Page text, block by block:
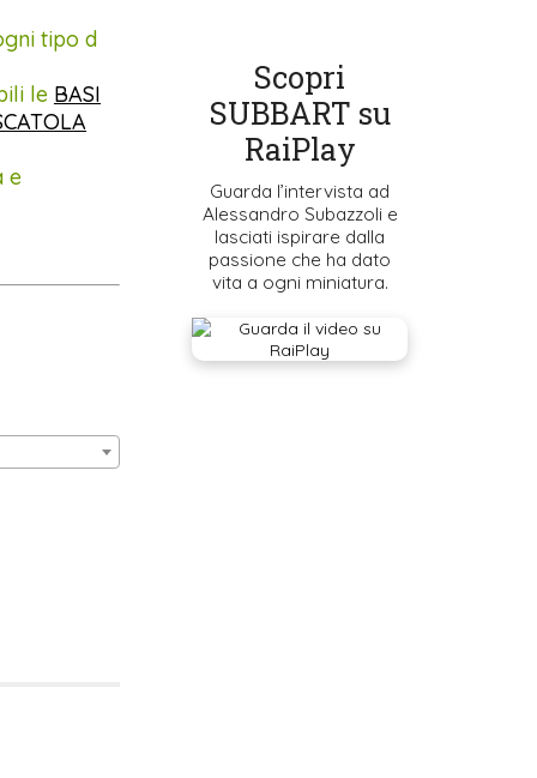
tipo d
le BASI
e
Scopri
SUBBART su
RaiPlay
Guarda l’intervista ad
Alessandro Subazzoli e
lasciati ispirare dalla
passione che ha dato
vita a ogni miniatura.